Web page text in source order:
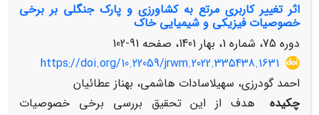
اثر تغییر کاربری مرتع به کشاورزی و پارک جنگلی بر برخی
خصوصیات فیزیکی و شیمیایی خاک
دوره 75، شماره 1، بهار 1401، صفحه
91-102
https://doi.org/10.22059/jrwm.2022.335438.1631
احمد گودرزی، سهیلاسادات هاشمی، بهناز عطائیان
چکیده
هدف از این تحقیق بررسی برخی خصوصیات